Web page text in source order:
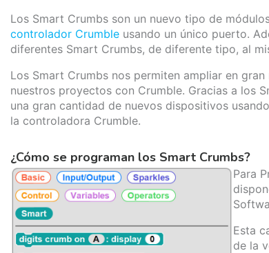
Los Smart Crumbs son un nuevo tipo de
controlador Crumble usando un único puerto.
diferentes Smart Crumbs, de diferente tipo, al
Los Smart Crumbs nos permiten ampliar en
nuestros proyectos con Crumble. Gracias a los
una gran cantidad de nuevos dispositivos
la controladora Crumble.
¿Cómo se programan los Smart Crumbs?
Para
Esta
de la